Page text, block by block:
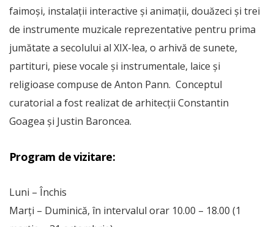
faimoși, instalații interactive și animații, douăzeci și trei
de instrumente muzicale reprezentative pentru prima
jumătate a secolului al XIX-lea, o arhivă de sunete,
partituri, piese vocale și instrumentale, laice și
religioase compuse de Anton Pann. Conceptul
curatorial a fost realizat de arhitecții Constantin
Goagea și Justin Baroncea.
Program de vizitare:
Luni – Închis
Marți – Duminică, în intervalul orar 10.00 – 18.00 (1